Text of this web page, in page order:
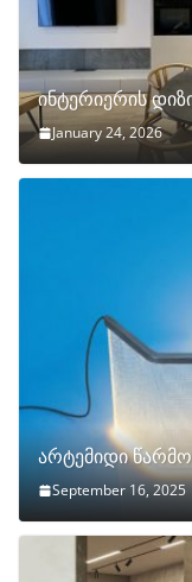
ინტერიერის
January 24, 2026
არტემიდი
September 16, 2025